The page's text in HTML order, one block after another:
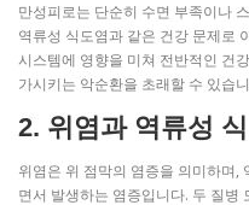
만성피로는 단순히 수면 부족이나
역류성 식도염과 같은 건강 문제로
시스템에 영향을 미쳐 전반적인 건
가시키는 악순환을 초래할 수 있습
2. 위염과 역류성
위염은 위 점막의 염증을 의미하며,
면서 발생하는 염증입니다. 두 질병